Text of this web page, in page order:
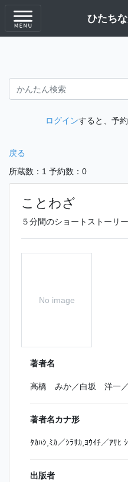
ひたち
ログインすると、予
戻る
所蔵数：1 予約数：0
ことわざ
５分間のショートストーリ
No image
著者名
高橋 みか／白坂 洋一／
著者名カナ形
ﾀｶﾊｼ,ﾐｶ／ｼﾗｻｶ,ﾖｳｲﾁ／ｱｻﾋ
出版者